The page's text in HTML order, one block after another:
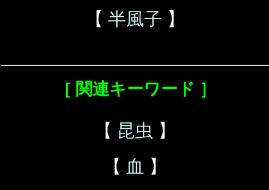
【 半風子 】
［ 関連キーワード ］
【 昆虫 】
【 血 】